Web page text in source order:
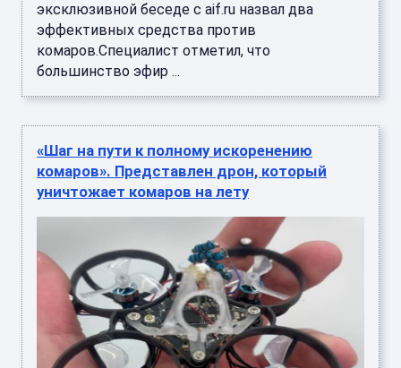
эксклюзивной беседе с aif.ru назвал два
эффективных средства против
комаров.Специалист отметил, что
большинство эфир ...
«Шаг на пути к полному искоренению
комаров». Представлен дрон, который
уничтожает комаров на лету